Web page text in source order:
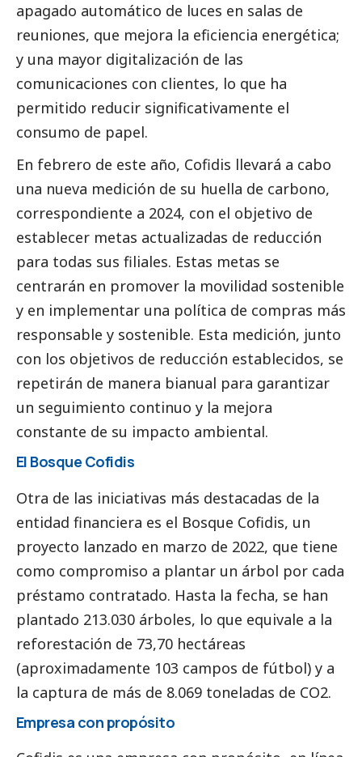
apagado automático de luces en salas de
reuniones, que mejora la eficiencia energética;
y una mayor digitalización de las
comunicaciones con clientes, lo que ha
permitido reducir significativamente el
consumo de papel.
En febrero de este año, Cofidis llevará a cabo
una nueva medición de su huella de carbono,
correspondiente a 2024, con el objetivo de
establecer metas actualizadas de reducción
para todas sus filiales. Estas metas se
centrarán en promover la movilidad sostenible
y en implementar una política de compras más
responsable y sostenible. Esta medición, junto
con los objetivos de reducción establecidos, se
repetirán de manera bianual para garantizar
un seguimiento continuo y la mejora
constante de su impacto ambiental.
El Bosque Cofidis
Otra de las iniciativas más destacadas de la
entidad financiera es el Bosque Cofidis, un
proyecto lanzado en marzo de 2022, que tiene
como compromiso a plantar un árbol por cada
préstamo contratado. Hasta la fecha, se han
plantado 213.030 árboles, lo que equivale a la
reforestación de 73,70 hectáreas
(aproximadamente 103 campos de fútbol) y a
la captura de más de 8.069 toneladas de CO2.
Empresa con propósito